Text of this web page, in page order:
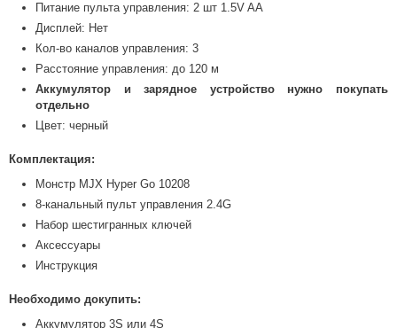
Питание пульта управления: 2 шт 1.5V AA
Дисплей: Нет
Кол-во каналов управления: 3
Расстояние управления: до 120 м
Аккумулятор и зарядное устройство нужно покупать
отдельно
Цвет: черный
Комплектация:
Монстр MJX Hyper Go 10208
8-канальный пульт управления 2.4G
Набор шестигранных ключей
Аксессуары
Инструкция
Необходимо докупить:
Аккумулятор 3S или 4S